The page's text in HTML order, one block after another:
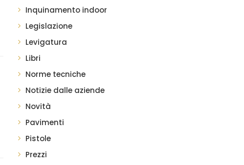
Inquinamento indoor
Legislazione
Levigatura
Libri
Norme tecniche
Notizie dalle aziende
Novità
Pavimenti
Pistole
Prezzi